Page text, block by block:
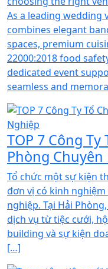
As a leading wedding
combines elegant
spaces, premium
22000:2018 food
dedicated event
seamless and
TOP 7 Công Ty
Phòng
Tổ chức một sự kiện
đơn vị có kinh
nghiệp. Tại Hải
dịch vụ từ tiệc cưới,
building và sự kiện
[…]